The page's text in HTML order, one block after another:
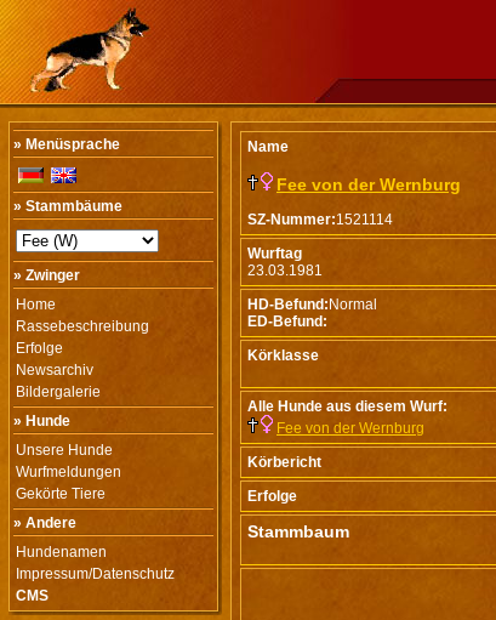
» Menüsprache
» Stammbäume
» Zwinger
Home
Rassebeschreibung
Erfolge
Newsarchiv
Bildergalerie
» Hunde
Unsere Hunde
Wurfmeldungen
Gekörte Tiere
» Andere
Hundenamen
Impressum/Datenschutz
CMS
Name
Fee von der Wernburg
SZ-Nummer:1521114
Wurftag
23.03.1981
HD-Befund: Normal
ED-Befund:
Körklasse
Alle Hunde aus diesem Wurf:
Fee von der Wernburg
Körbericht
Erfolge
Stammbaum